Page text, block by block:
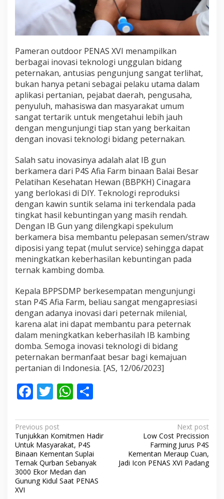
Pameran outdoor PENAS XVI menampilkan
berbagai inovasi teknologi unggulan bidang
peternakan, antusias pengunjung sangat terlihat,
bukan hanya petani sebagai pelaku utama dalam
aplikasi pertanian, pejabat daerah, pengusaha,
penyuluh, mahasiswa dan masyarakat umum
sangat tertarik untuk mengetahui lebih jauh
dengan mengunjungi tiap stan yang berkaitan
dengan inovasi teknologi bidang peternakan.
Salah satu inovasinya adalah alat IB gun
berkamera dari P4S Afia Farm binaan Balai Besar
Pelatihan Kesehatan Hewan (BBPKH) Cinagara
yang berlokasi di DIY. Teknologi reproduksi
dengan kawin suntik selama ini terkendala pada
tingkat hasil kebuntingan yang masih rendah.
Dengan IB Gun yang dilengkapi spekulum
berkamera bisa membantu pelepasan semen/straw
diposisi yang tepat (mulut service) sehingga dapat
meningkatkan keberhasilan kebuntingan pada
ternak kambing domba.
Kepala BPPSDMP berkesempatan mengunjungi
stan P4S Afia Farm, beliau sangat mengapresiasi
dengan adanya inovasi dari peternak milenial,
karena alat ini dapat membantu para peternak
dalam meningkatkan keberhasilah IB kambing
domba. Semoga inovasi teknologi di bidang
peternakan bermanfaat besar bagi kemajuan
pertanian di Indonesia. [AS, 12/06/2023]
F
e
b
o
o
k
T
itt
er
W
at
s
A
p
p
ar
e
P
o
s
t
n
Previous post
Tunjukkan Komitmen Hadir
Untuk Masyarakat, P4S
Binaan Kementan Suplai
Ternak Qurban Sebanyak
3000 Ekor Medan dan
Gunung Kidul Saat PENAS
XVI
Next post
Low Cost Precission
Farming Jurus P4S
Kementan Meraup Cuan,
Jadi Icon PENAS XVI Padang